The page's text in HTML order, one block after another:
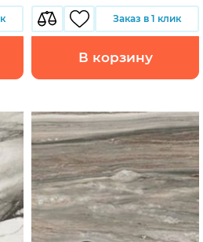
Заказ в 1 клик
В корзину